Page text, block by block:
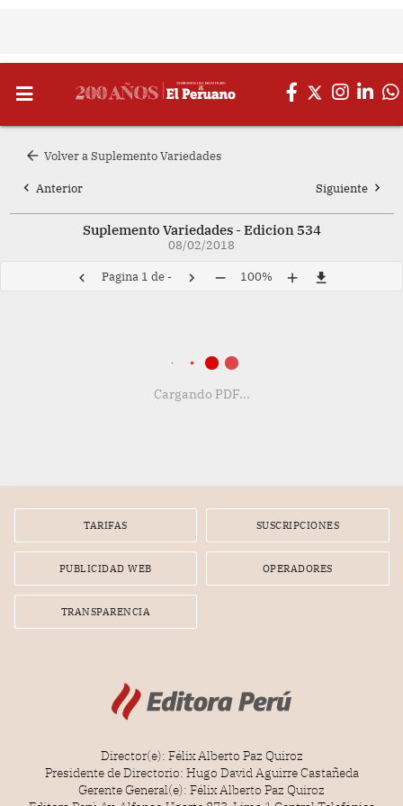
arrow_back Volver a Suplemento Variedades
chevron_left Anterior Siguiente chevron_right
Suplemento Variedades - Edicion 534
08/02/2018
chevron_left Pagina 1 de- chevron_right remove 100% add file_download
Cargando PDF...
TARIFAS SUSCRIPCIONES
PUBLICIDAD WEB OPERADORES
TRANSPARENCIA
Director(e): Félix Alberto Paz Quiroz
Presidente de Directorio: Hugo David Aguirre Castañeda
Gerente General(e): Félix Alberto Paz Quiroz